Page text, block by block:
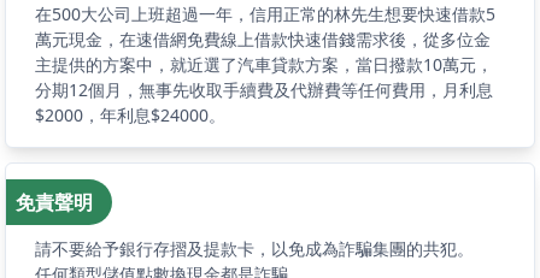
在500大公司上班超過一年，信用正常的林先生想要快速借款5
萬元現金，在速借網免費線上借款快速借錢需求後，從多位金
主提供的方案中，就近選了汽車貸款方案，當日撥款10萬元，
分期12個月，無事先收取手續費及代辦費等任何費用，月利息
$2000，年利息$24000。
免責聲明
請不要給予銀行存摺及提款卡，以免成為詐騙集團的共犯。